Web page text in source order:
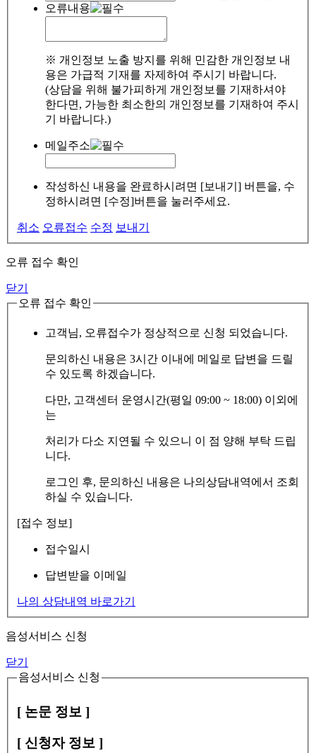
오류내용
※ 개인정보 노출 방지를 위해 민감한 개인정보 내
용은 가급적 기재를 자제하여 주시기 바랍니다.
(상담을 위해 불가피하게 개인정보를 기재하셔야
한다면, 가능한 최소한의 개인정보를 기재하여 주시
기 바랍니다.)
메일주소
작성하신 내용을 완료하시려면 [보내기] 버튼을, 수
정하시려면 [수정]버튼을 눌러주세요.
취소 오류접수 수정 보내기
오류 접수 확인
닫기
오류 접수 확인
고객님, 오류접수가 정상적으로 신청 되었습니다.
문의하신 내용은 3시간 이내에 메일로 답변을 드릴
수 있도록 하겠습니다.
다만, 고객센터 운영시간(평일 09:00 ~ 18:00) 이외에
는
처리가 다소 지연될 수 있으니 이 점 양해 부탁 드립
니다.
로그인 후, 문의하신 내용은 나의상담내역에서 조회
하실 수 있습니다.
[접수 정보]
접수일시
답변받을 이메일
나의 상담내역 바로가기
음성서비스 신청
닫기
음성서비스 신청
[ 논문 정보 ]
[ 신청자 정보 ]